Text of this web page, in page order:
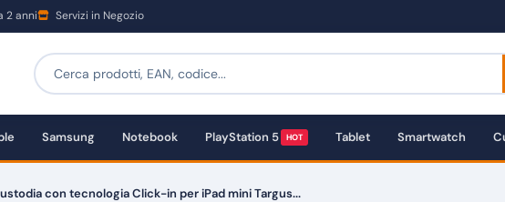
2 anni Servizi in Negozio
Samsung Notebook PlayStation 5 HOT Tablet Smartwatch
con tecnologia Click-in per iPad mini Targus...